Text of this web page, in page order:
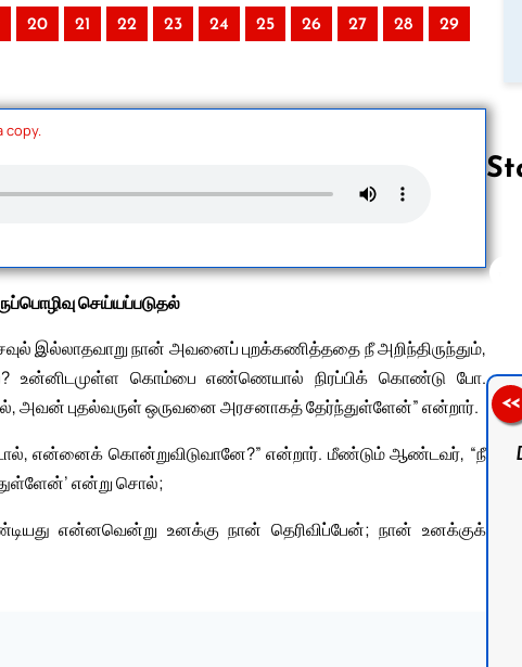
20 21 22 23 24 25 26 27 28 29
copy.
செய்யப்படுதல்
இல்லாதவாறு நான் அவனைப் புறக்கணித்ததை நீ அறிந்திருந்தும்,
உன்னிடமுள்ள கொம்பை எண்ணெயால் நிரப்பிக் கொண்டு போ.
அவன் புதல்வருள் ஒருவனை அரசனாகத் தேர்ந்துள்ளேன்” என்றார்.
என்னைக் கொன்றுவிடுவானே?” என்றார். மீண்டும் ஆண்டவர், “நீ
என்று சொல்;
என்னவென்று உனக்கு நான் தெரிவிப்பேன்; நான் உனக்குக்
Follow us on Facebook
<<